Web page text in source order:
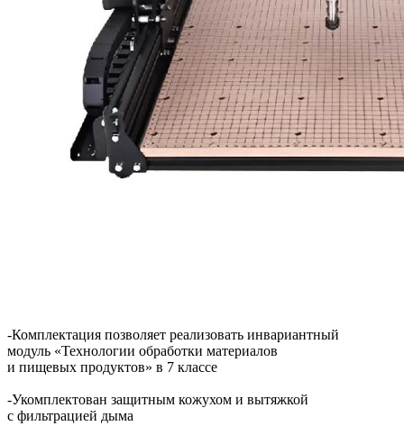
-Комплектация позволяет реализовать инвариантный
модуль «Технологии обработки материалов
и пищевых продуктов» в 7 классе
-Укомплектован защитным кожухом и вытяжкой
с фильтрацией дыма